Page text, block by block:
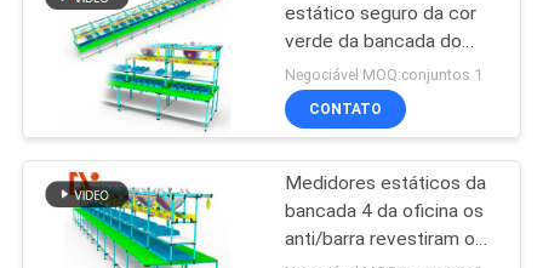
SOBRE
EXCURSÃO
FÁBRICA
estático seguro da cor
verde da bancada do
ESD anti para a cadeia
de fabricação
Negociável MOQ:conjuntos 1
CONTATO
Medidores estáticos da
bancada 4 da oficina os
anti/barra revestiram o